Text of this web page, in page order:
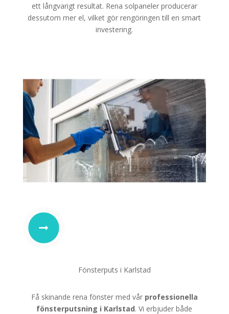
ett långvarigt resultat. Rena solpaneler producerar
dessutom mer el, vilket gör rengöringen till en smart
investering.
Fönsterputs i Karlstad
Få skinande rena fönster med vår professionella
fönsterputsning i Karlstad. Vi erbjuder både